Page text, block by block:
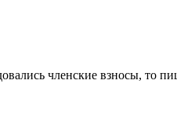
членские взносы, то